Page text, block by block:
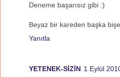
Deneme başarısız gibi :)
Beyaz bir kareden başka
Yanıtla
YETENEK-SİZİN 1 Eylül